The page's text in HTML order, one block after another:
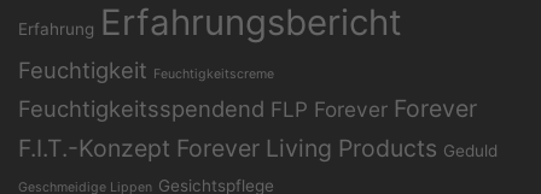
Erfahrung Erfahrungsbericht
Feuchtigkeit Feuchtigkeitscreme
Feuchtigkeitsspendend FLP Forever Forever
F.I.T.-Konzept Forever Living Products Geduld
Geschmeidige Lippen Gesichtspflege